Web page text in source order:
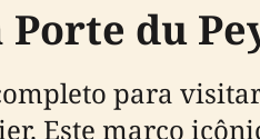
du
para
Este marco